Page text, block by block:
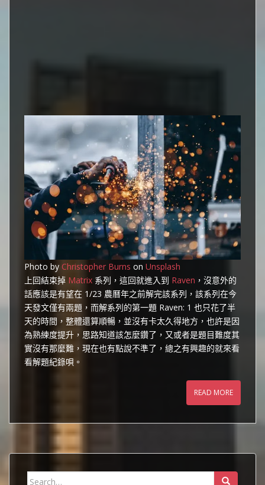
Photo by Christopher Burns on Unsplash
上回結束掉 Matrix 系列，這回就進入到 Raven ，沒意外的
話應該是有望在 1/23 農曆年之前解完該系列，該系列在今
天發文僅有兩題，而解系列的第一題 Raven: 1 也只花了半
天的時間，整體還算順暢，並沒有卡太久得地方，也許是因
為熟練度提升，思路知道該怎麼鑽了，又或者是題目難度其
實沒有那麼難，現在也有點說不準了，總之有興趣的就來看
看解題紀錄唄。
READ MORE
Search